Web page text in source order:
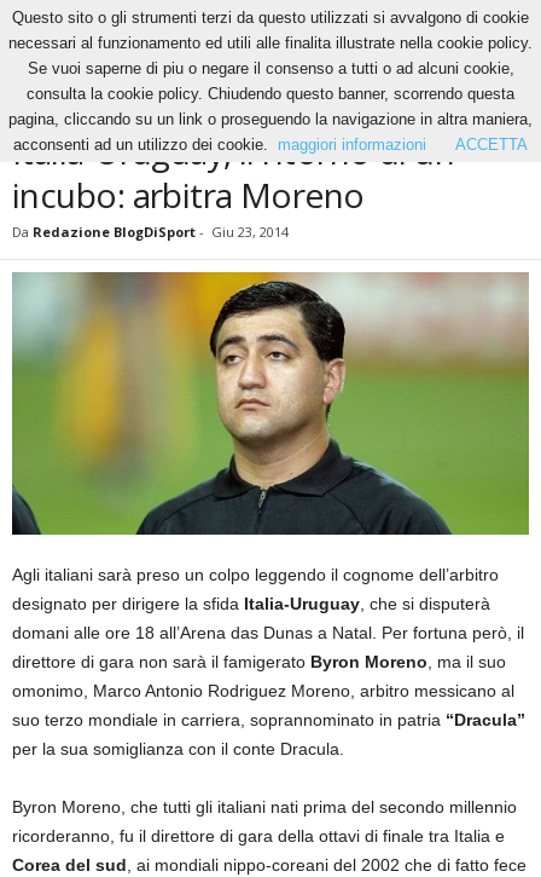
News Italia-Uruguay, il ritorno di un incubo: arbitra Moreno
NEWS
Italia-Uruguay, il ritorno di un
incubo: arbitra Moreno
Da Redazione BlogDiSport - Giu 23, 2014
Agli italiani sarà preso un colpo leggendo il cognome dell’arbitro
designato per dirigere la sfida Italia-Uruguay, che si disputerà
domani alle ore 18 all’Arena das Dunas a Natal. Per fortuna però, il
direttore di gara non sarà il famigerato Byron Moreno, ma il suo
omonimo, Marco Antonio Rodriguez Moreno, arbitro messicano al
suo terzo mondiale in carriera, soprannominato in patria “Dracula”
per la sua somiglianza con il conte Dracula.
Byron Moreno, che tutti gli italiani nati prima del secondo millennio
ricorderanno, fu il direttore di gara della ottavi di finale tra Italia e
Corea del sud, ai mondiali nippo-coreani del 2002 che di fatto fece
Questo sito o gli strumenti terzi da questo utilizzati si avvalgono di cookie
necessari al funzionamento ed utili alle finalita illustrate nella cookie policy.
Se vuoi saperne di piu o negare il consenso a tutti o ad alcuni cookie,
consulta la cookie policy. Chiudendo questo banner, scorrendo questa
pagina, cliccando su un link o proseguendo la navigazione in altra maniera,
acconsenti ad un utilizzo dei cookie.
maggiori informazioni ACCETTA